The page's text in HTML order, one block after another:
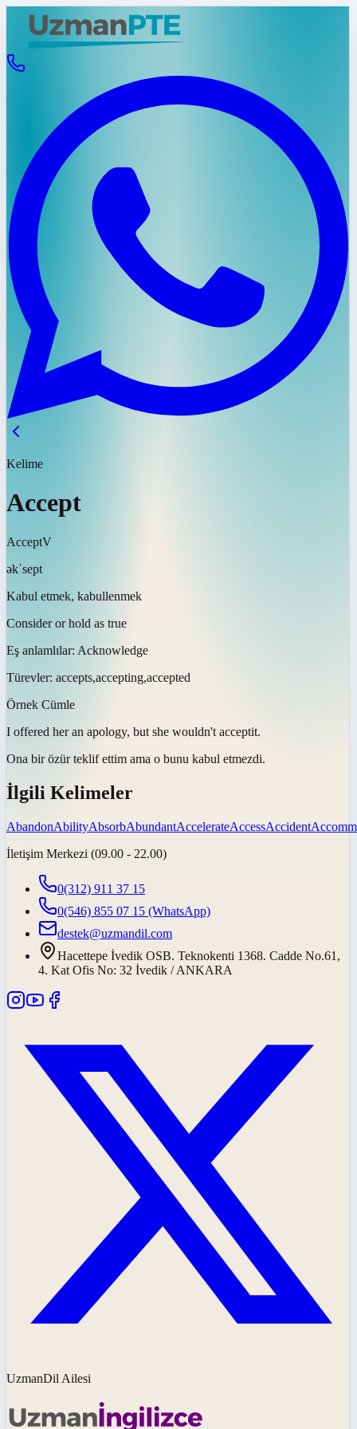
Kelime
Accept
AcceptV
əkˈsept
Kabul etmek, kabullenmek
Consider or hold as true
Eş anlamlılar: Acknowledge
Türevler: accepts,accepting,accepted
Örnek Cümle
I offered her an apology, but she wouldn't acceptit.
Ona bir özür teklif ettim ama o bunu kabul etmezdi.
İlgili Kelimeler
AbandonAbilityAbsorbAbundantAccelerateAccessAccident
İletişim Merkezi (09.00 - 22.00)
0(312) 911 37 15
0(546) 855 07 15 (WhatsApp)
destek@uzmandil.com
Hacettepe İvedik OSB. Teknokenti 1368. Cadde No.61,
4. Kat Ofis No: 32 İvedik / ANKARA
UzmanDil Ailesi